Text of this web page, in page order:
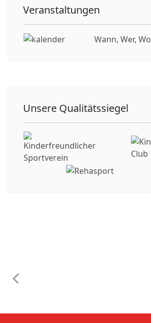
Veranstaltungen
Wann, Wer, Wo
Unsere Qualitätssiegel